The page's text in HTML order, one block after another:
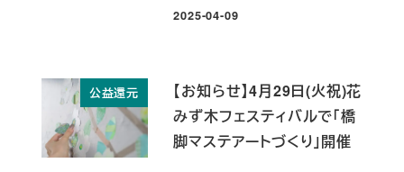
投稿日
2025-04-09
公益還元
【お知らせ】4月29日(火祝)花
みず木フェスティバルで「橋
脚マステアートづくり」開催